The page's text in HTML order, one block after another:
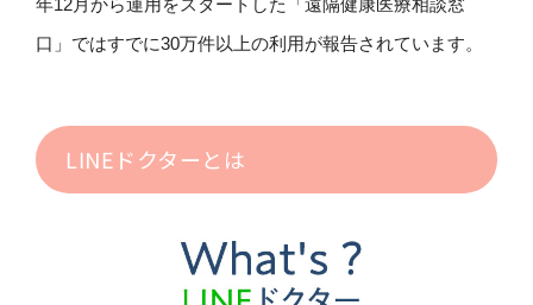
年12月から運用をスタートした「遠隔健康医療相談窓
口」ではすでに30万件以上の利用が報告されています。
LINEドクターとは